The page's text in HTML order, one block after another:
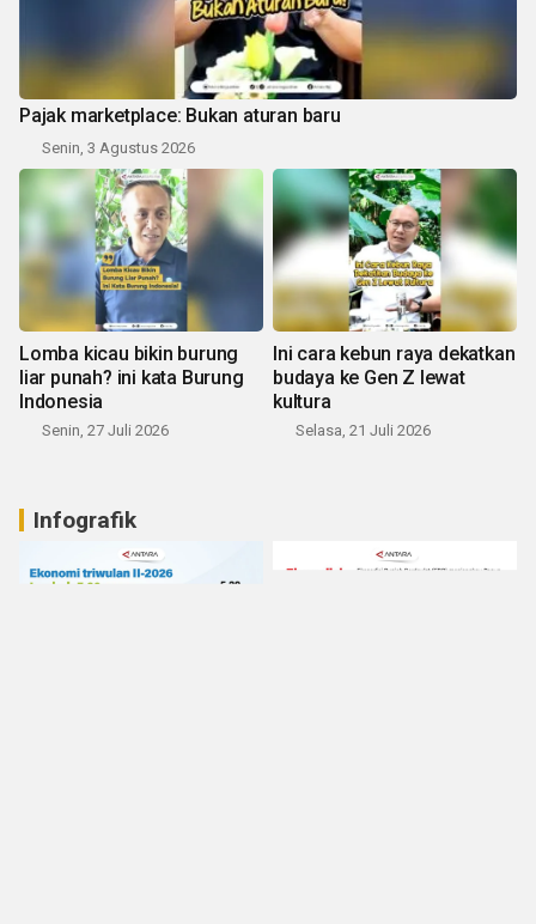
Pajak marketplace: Bukan aturan baru
Senin, 3 Agustus 2026
Lomba kicau bikin burung
liar punah? ini kata Burung
Indonesia
Senin, 27 Juli 2026
Ini cara kebun raya dekatkan
budaya ke Gen Z lewat
kultura
Selasa, 21 Juli 2026
Infografik